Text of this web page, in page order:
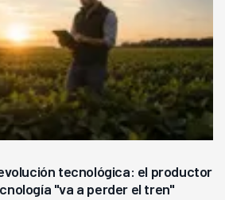
tecnológica: el productor
"va a perder el tren"